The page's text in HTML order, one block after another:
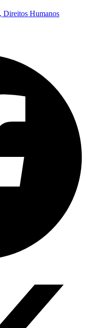
, Direitos Humanos